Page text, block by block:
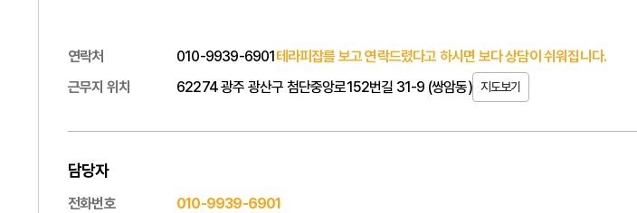
연락처 010-9939-6901테라피잡를 보고 연락드렸다고 하시면 보다 상담이 쉬워집니다.
근무지 위치
62274 광주 광산구 첨단중앙로152번길 31-9 (쌍암동) 지도보기
담당자
전화번호 010-9939-6901